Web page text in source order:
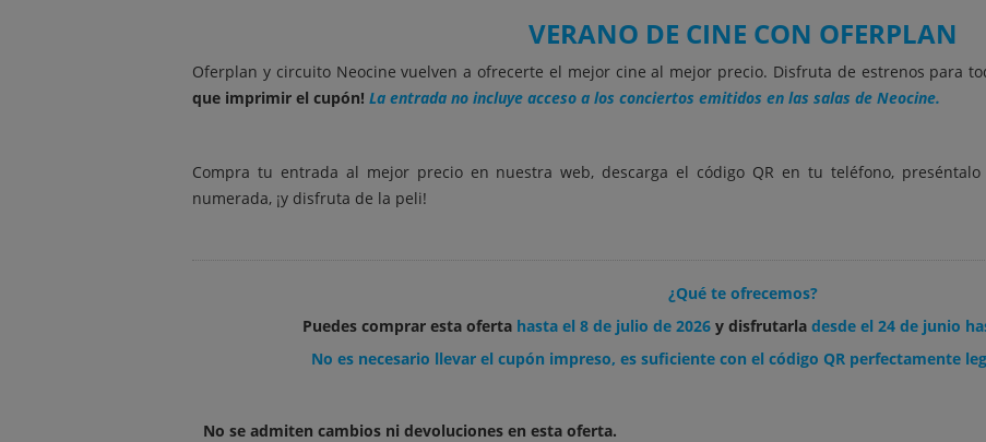
VERANO DE CINE CON OFERPLAN
Oferplan y circuito Neocine vuelven a ofrecerte el mejor cine al mejor precio. Disfruta de estrenos para
que imprimir el cupón! La entrada no incluye acceso a los conciertos emitidos en las salas de Neocine.
Compra tu entrada al mejor precio en nuestra web, descarga el código QR en tu teléfono,
numerada, ¡y disfruta de la peli!
¿Qué te ofrecemos?
Puedes comprar esta oferta hasta el 8 de julio de 2026 y disfrutarla desde el 24 de junio
No es necesario llevar el cupón impreso, es suficiente con el código QR perfectamente
No se admiten cambios ni devoluciones en esta oferta.